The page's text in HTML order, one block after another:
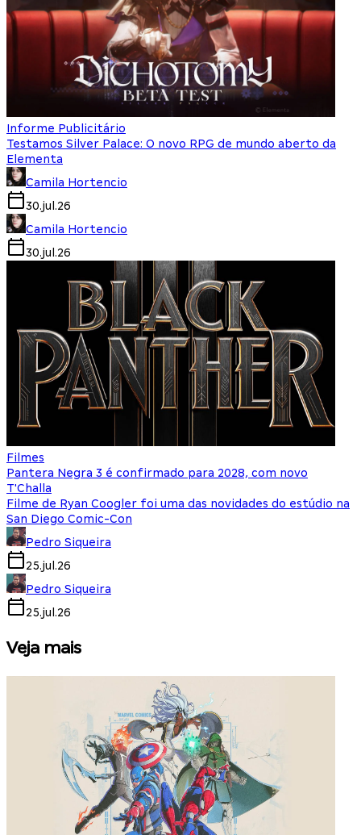
Informe Publicitário
Testamos Silver Palace: O novo RPG de mundo aberto da
Elementa
Camila Hortencio
30.jul.26
Camila Hortencio
30.jul.26
Filmes
Pantera Negra 3 é confirmado para 2028, com novo
T'Challa
Filme de Ryan Coogler foi uma das novidades do estúdio na
San Diego Comic-Con
Pedro Siqueira
25.jul.26
Pedro Siqueira
25.jul.26
Veja mais